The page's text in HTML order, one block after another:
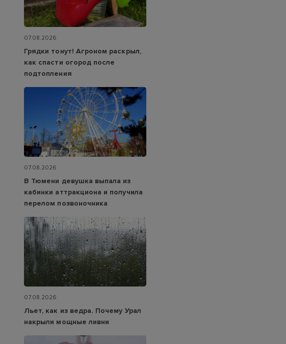
07.08.2026
Грядки тонут! Агроном раскрыл,
как спасти огород после
подтопления
07.08.2026
В Тюмени девушка выпала из
кабинки аттракциона и получила
перелом позвоночника
07.08.2026
Льет, как из ведра. Почему Урал
накрыли мощные ливни